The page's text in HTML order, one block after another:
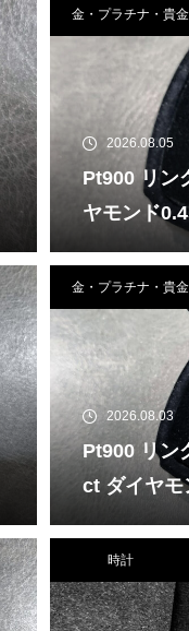
金・プラチナ・貴
2026.08.05
Pt900 リン
ヤモンド
金・プラチナ・貴
2026.08.03
Pt900 リン
ct ダイヤモ
時計